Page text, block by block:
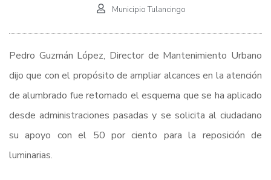
Municipio Tulancingo
Pedro Guzmán López, Director de Mantenimiento Urbano
dijo que con el propósito de ampliar alcances en la atención
de alumbrado fue retomado el esquema que se ha aplicado
desde administraciones pasadas y se solicita al ciudadano
su apoyo con el 50 por ciento para la reposición de
luminarias.